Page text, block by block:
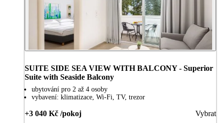
SUITE SIDE SEA VIEW WITH BALCONY - Superior
Suite with Seaside Balcony
ubytování pro 2 až 4 osoby
vybavení: klimatizace, Wi-Fi, TV, trezor
+3 040 Kč /pokoj Vybrat